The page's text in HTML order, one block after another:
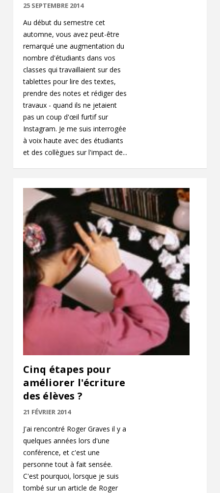
25 SEPTEMBRE 2014
Au début du semestre cet
automne, vous avez peut-être
remarqué une augmentation du
nombre d'étudiants dans vos
classes qui travaillaient sur des
tablettes pour lire des textes,
prendre des notes et rédiger des
travaux - quand ils ne jetaient
pas un coup d'œil furtif sur
Instagram. Je me suis interrogée
à voix haute avec des étudiants
et des collègues sur l'impact de...
Cinq étapes pour
améliorer l'écriture
des élèves ?
21 FÉVRIER 2014
J'ai rencontré Roger Graves il y a
quelques années lors d'une
conférence, et c'est une
personne tout à fait sensée.
C'est pourquoi, lorsque je suis
tombé sur un article de Roger